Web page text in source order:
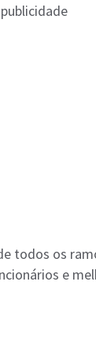
todos os
e